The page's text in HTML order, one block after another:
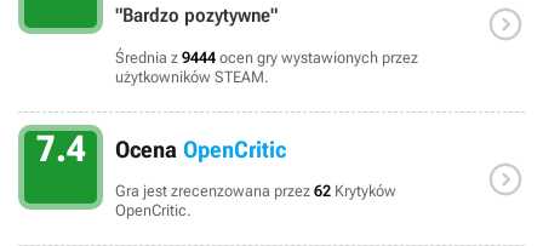
"Bardzo pozytywne"
Średnia z 9444 ocen gry wystawionych przez
użytkowników STEAM.

7.4 Ocena OpenCritic
Gra jest zrecenzowana przez 62 Krytyków
OpenCritic.
